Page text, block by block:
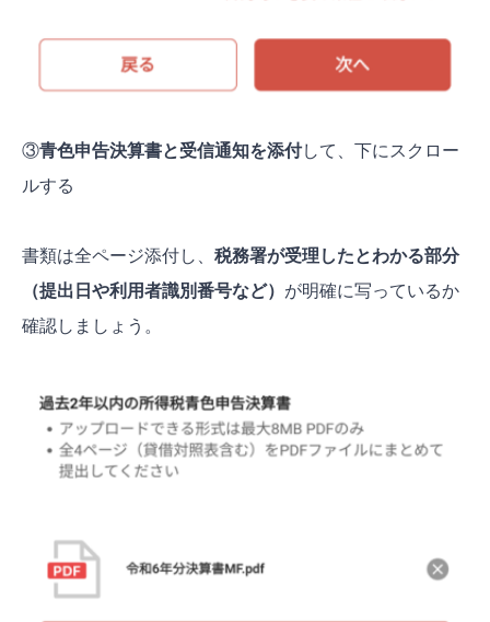
③青色申告決算書と受信通知を添付して、下にスクロー
ルする
書類は全ページ添付し、 税務署が受理したとわかる部分
（提出日や利用者識別番号など） が明確に写っているか
確認しましょう。